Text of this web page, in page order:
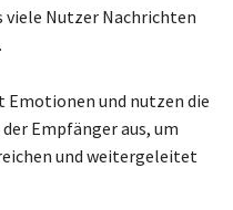
viele Nutzer Nachrichten
und nutzen die
Empfänger aus, um
und weitergeleitet